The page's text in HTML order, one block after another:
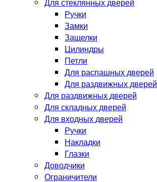
Ручки
Замки
Защелки
Цилиндры
Петли
Для распашных дверей
Для раздвижных дверей
Для раздвижных дверей
Для складных дверей
Для входных дверей
Ручки
Накладки
Глазки
Доводчики
Ограничители